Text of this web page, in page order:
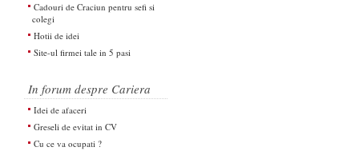
Cadouri de Craciun pentru sefi si
colegi
Hotii de idei
Site-ul firmei tale in 5 pasi
In forum despre Cariera
Idei de afaceri
Greseli de evitat in CV
Cu ce va ocupati ?